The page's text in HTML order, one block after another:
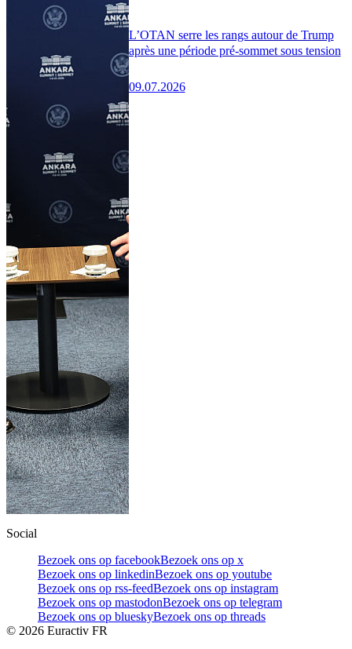
L’OTAN serre les rangs autour de Trump
après une période pré-sommet sous tension
09.07.2026
Social
Bezoek ons op facebookBezoek ons op x
Bezoek ons op linkedinBezoek ons op youtube
Bezoek ons op rss-feedBezoek ons op instagram
Bezoek ons op mastodonBezoek ons op telegram
Bezoek ons op blueskyBezoek ons op threads
© 2026 Euractiv FR